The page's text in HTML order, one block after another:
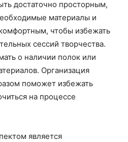
достаточно просторным,
материалы и
чтобы избежать
сессий творчества.
о наличии полок или
Организация
поможет избежать
на процессе
является